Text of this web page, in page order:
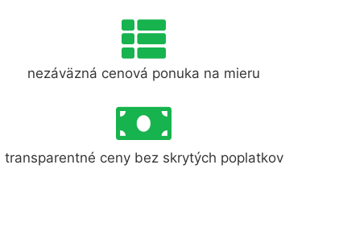
nezáväzná cenová ponuka na mieru
transparentné ceny bez skrytých poplatkov